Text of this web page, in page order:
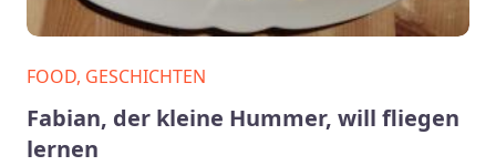
FOOD, GESCHICHTEN
Fabian, der kleine Hummer, will fliegen
lernen